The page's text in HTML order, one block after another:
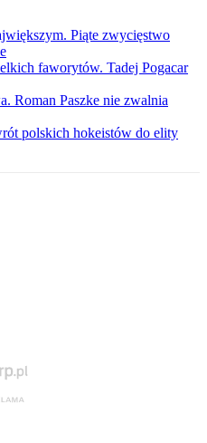
Piąte zwycięstwo
faworytów. Tadej Pogacar
Roman Paszke nie zwalnia
polskich hokeistów do elity